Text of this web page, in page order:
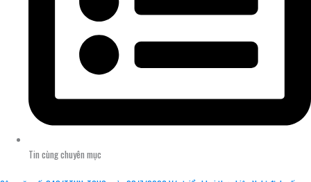
Tin cùng chuyên mục